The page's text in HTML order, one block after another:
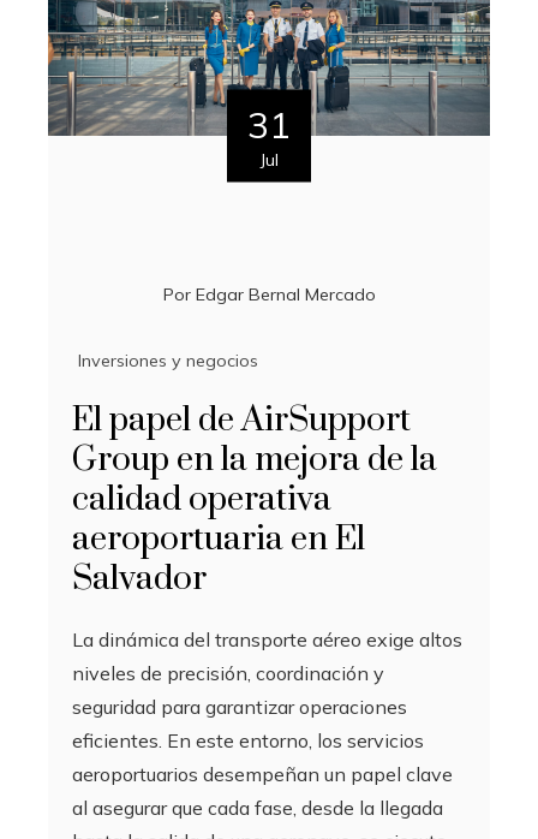
31
Jul
Por Edgar Bernal Mercado
Inversiones y negocios
El papel de AirSupport
Group en la mejora de la
calidad operativa
aeroportuaria en El
Salvador
La dinámica del transporte aéreo exige altos
niveles de precisión, coordinación y
seguridad para garantizar operaciones
eficientes. En este entorno, los servicios
aeroportuarios desempeñan un papel clave
al asegurar que cada fase, desde la llegada